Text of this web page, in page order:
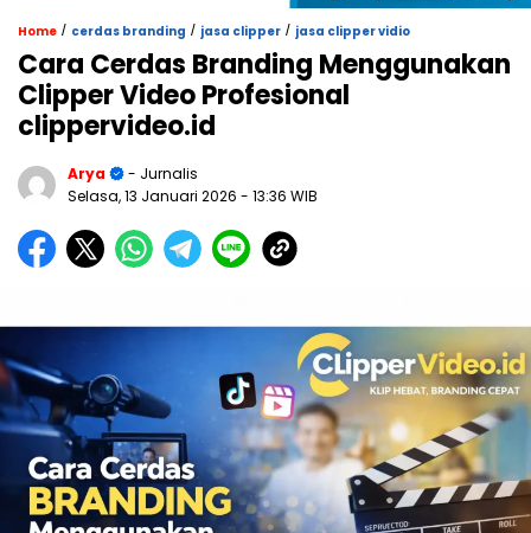
Home / cerdas branding / jasa clipper / jasa clipper vidio
Cara Cerdas Branding Menggunakan
Clipper Video Profesional
clippervideo.id
Arya
- Jurnalis
Selasa, 13 Januari 2026 - 13:36 WIB